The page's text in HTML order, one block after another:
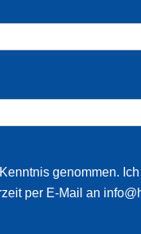
genommen.
per E-Mail an